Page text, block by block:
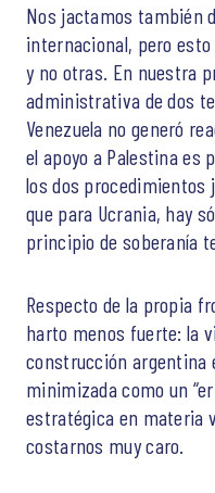
Nos jactamos también
internacional, pero
y no otras. En nuestra
administrativa de dos
Venezuela no generó
el apoyo a Palestina es
los dos procedimientos
que para Ucrania, hay
principio de soberanía
Respecto de la propia
harto menos fuerte: la
construcción argentina
minimizada como un
estratégica en materia
costarnos muy caro.